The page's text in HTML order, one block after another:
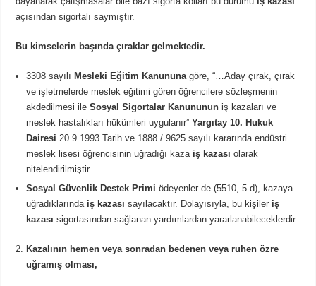
açısından sigortalı saymıştır.
Bu kimselerin başında çıraklar gelmektedir.
3308 sayılı Mesleki Eğitim Kanununagöre, “…Aday çırak, çırak
ve işletmelerde meslek eğitimi gören öğrencilere sözleşmenin
akdedilmesi ile Sosyal Sigortalar Kanununun iş kazaları ve
meslek hastalıkları hükümleri uygulanır”Yargıtay 10. Hukuk
Dairesi 20.9.1993 Tarih ve 1888 / 9625 sayılı kararında endüstri
meslek lisesi öğrencisinin uğradığı kaza iş kazası olarak
nitelendirilmiştir.
Sosyal Güvenlik Destek Primi ödeyenler de (5510, 5-d), kazaya
uğradıklarındaiş kazası sayılacaktır. Dolayısıyla, bu kişiler iş
kazası sigortasından sağlanan yardımlardan yararlanabileceklerdir.
Kazalının hemen veya sonradan bedenen veya ruhen özre
uğramış olması,